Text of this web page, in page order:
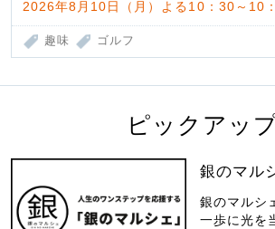
2026年8月10日（月）よる10：30～10
趣味 ゴルフ
ピックアッ
銀のマル
銀のマルシ
一歩に光を